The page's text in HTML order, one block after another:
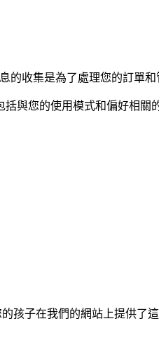
的收集是為了處理您的訂單和
與您的使用模式和偏好相關
孩子在我們的網站上提供了